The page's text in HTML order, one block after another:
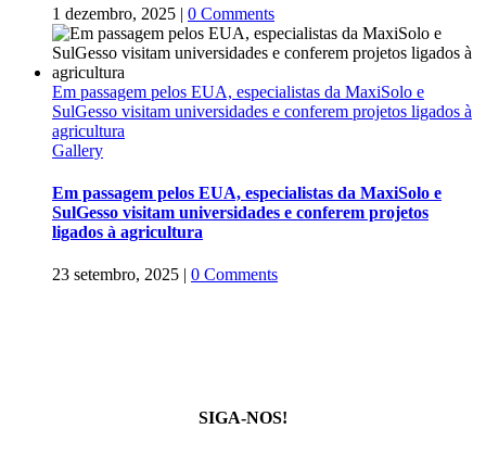
1 dezembro, 2025 | 0 Comments
Em passagem pelos EUA, especialistas da MaxiSolo e
SulGesso visitam universidades e conferem projetos ligados à
agricultura
Gallery
Em passagem pelos EUA, especialistas da MaxiSolo e
SulGesso visitam universidades e conferem projetos
ligados à agricultura
23 setembro, 2025 0 Comments
SIGA-NOS!